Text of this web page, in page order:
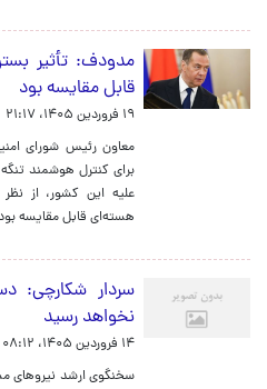
مدودف: تأثیر
قابل مقایسه بود
۱۹ فروردین ۱۴۰۵، ۲۱:۱۷
معاون رئیس شورای
برای کنترل هوشمند
علیه این کشور، از نظر
هسته‌ای قابل مقایسه
سردار شکارچی:
نخواهد رسید
۱۴ فروردین ۱۴۰۵، ۰۸:۱۲
سخنگوی ارشد نیروهای